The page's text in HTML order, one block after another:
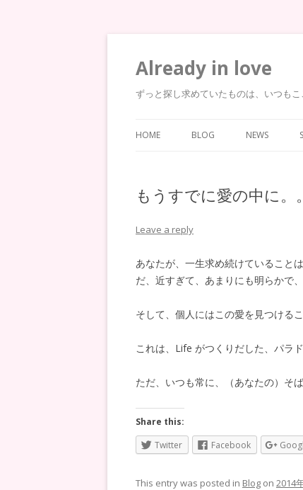
Already in love
ずっと探し求めていたものは、いつもこ
HOME BLOG NEWS
もうすでに愛の中に。
Leave a reply
あなたが、一生求め続けていること
だ、近すぎて、あまりにも明らかで
そして、個人にはこの愛を見つける
これは、Life がつくりだした、パラド
ただ、いつも常に、（あなたの）そば
Share this:
Twitter
Facebook
This entry was posted in Blog on 2014